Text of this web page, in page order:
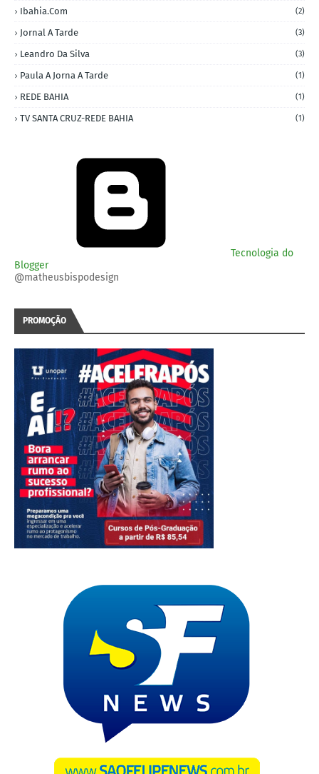
Ibahia.com (2)
Jornal A Tarde (3)
Leandro Da Silva (3)
Paula A Jorna A Tarde (1)
REDE BAHIA (1)
TV SANTA CRUZ-REDE BAHIA (1)
Tecnologia do
Blogger
@matheusbispodesign
PROMOÇÃO